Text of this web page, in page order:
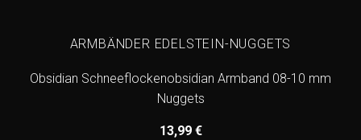
ARMBÄNDER EDELSTEIN-NUGGETS
Obsidian Schneeflockenobsidian Armband 08-10 mm
Nuggets
13,99 €